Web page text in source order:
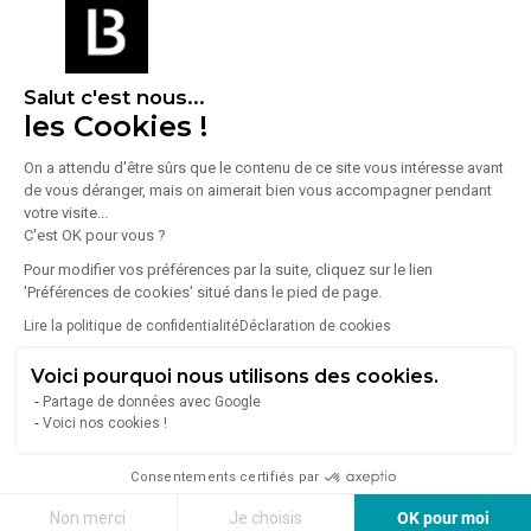
Salut c'est nous...
les Cookies !
On a attendu d'être sûrs que le contenu de ce site vous intéresse avant
de vous déranger, mais on aimerait bien vous accompagner pendant
votre visite...
C'est OK pour vous ?
Pour modifier vos préférences par la suite, cliquez sur le lien
'Préférences de cookies' situé dans le pied de page.
Lire la politique de confidentialitéDéclaration de cookies
Voici pourquoi nous utilisons des cookies.
Partage de données avec Google
Voici nos cookies !
Consentements certifiés par
Non merci Je choisis OK pour moi
77190 Dammarie-les-Lys
UN PLATEAU DE BUREAU DE 140 M² 5 PARKINGS
ASCENSEUR SANITAIRES
PROCHE DE LA GARE DE MELUN
POSSIBILITE DE DOUBLER LES VOLUMES
ACTUELLEMENT LOUE 26200 € / AN
nGHT IMMO - 01 48 93 81 23 - Plus d'informations sur
www.ghtimmo.fr (réf. 940044778)
Vaux-le-Pénil (25)
Melun (25)
Bussy-Saint-Georges (22)
Champs-sur-Marne